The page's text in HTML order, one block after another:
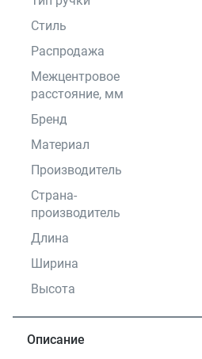
Стиль
Распродажа
Межцентровое
расстояние, мм
Бренд
Материал
Производитель
Страна-
производитель
Длина
Ширина
Высота
Описание